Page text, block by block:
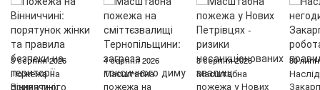
5 серпня 2026
Пожежа на
Вінниччині:
4 серпня 2026
Масштабна
пожежа на
3 серпня 2026
Масштабна
пожежа у Нових
30